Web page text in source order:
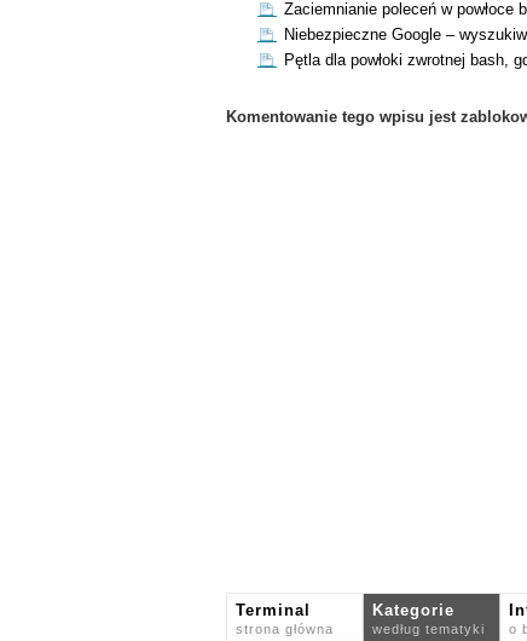
Zaciemnianie poleceń w powłoce
Niebezpieczne Google –
Pętla dla powłoki zwrotnej bash,
Komentowanie tego wpisu jest
Terminal
strona główna
Kategorie
według tematyki o